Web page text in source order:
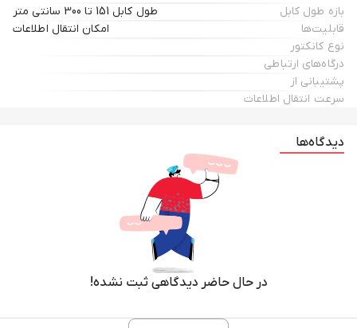
بازه طول کابل
طول کابل 151 تا 300 سانتی متر
قابلیت‌ها
امکان انتقال اطلاعات
نوع کانکتور
درگاه‌های ارتباطی
پشتیبانی از
سرعت انتقال اطلاعات
دیدگاه‌ها
در حال حاضر دیدگاهی ثبت نشده!